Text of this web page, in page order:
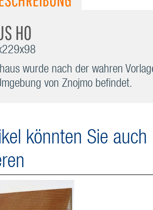
H0
wurde nach der wahren
von Znojmo befindet.
könnten Sie auch